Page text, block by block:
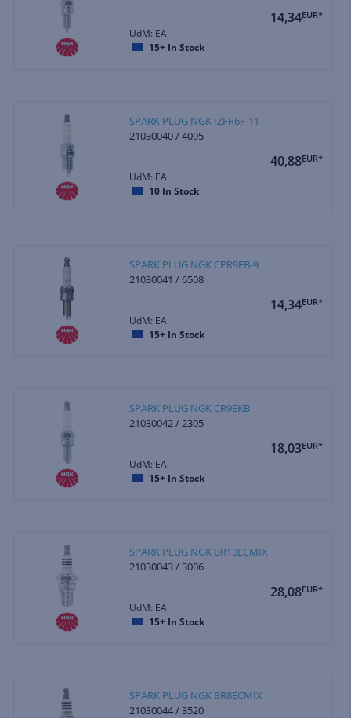
14,34EUR*
UdM: EA
15+ In Stock
SPARK PLUG NGK IZFR6F-11
21030040 / 4095
40,88EUR*
UdM: EA
10 In Stock
SPARK PLUG NGK CPR9EB-9
21030041 / 6508
14,34EUR*
UdM: EA
15+ In Stock
SPARK PLUG NGK CR9EKB
21030042 / 2305
18,03EUR*
UdM: EA
15+ In Stock
SPARK PLUG NGK BR10ECMIX
21030043 / 3006
28,08EUR*
UdM: EA
15+ In Stock
SPARK PLUG NGK BR8ECMIX
21030044 / 3520